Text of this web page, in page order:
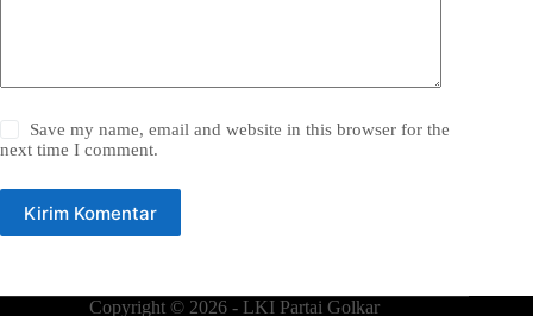
Save my name, email and website in this browser for the
next time I comment.
Kirim Komentar
Copyright © 2026 - LKI Partai Golkar